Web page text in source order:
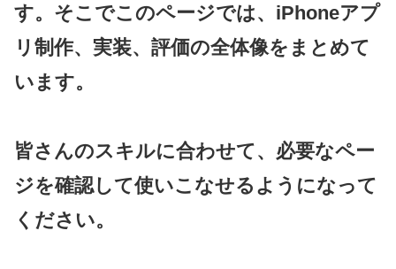
す。そこでこのページでは、iPhoneアプ
リ制作、実装、評価の全体像をまとめて
います。
皆さんのスキルに合わせて、必要なペー
ジを確認して使いこなせるようになって
ください。